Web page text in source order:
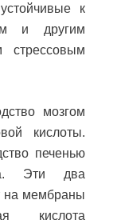
к
и другим
стрессовым
мозгом
кислоты.
печенью
Эти два
на мембраны
кислота